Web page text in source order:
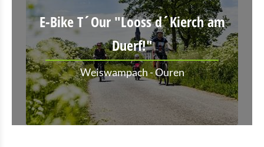
E-Bike T´Our "Looss d´Kierch am
Duerf!"
Weiswampach - Ouren